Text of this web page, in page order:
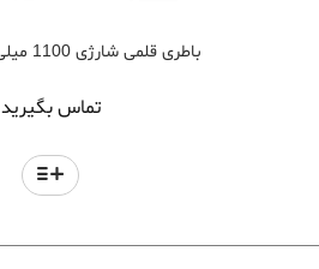
باطری قلمی شارژی 1100 میلی آمپر 1/2 ولت
تماس بگیرید